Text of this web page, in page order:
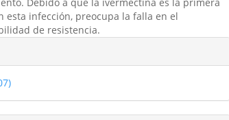
esta infección, preocupa la falla en el
de resistencia.